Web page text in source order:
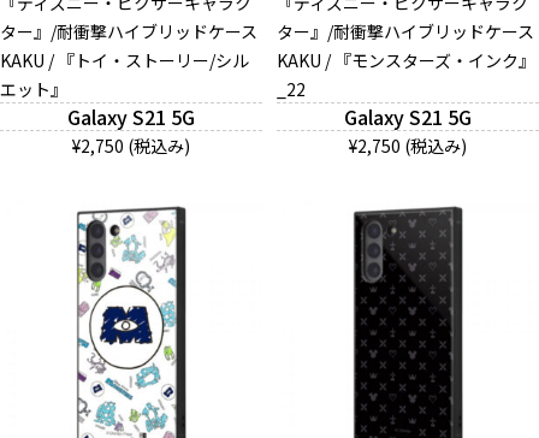
ター』/耐衝撃ハイブリッドケース
KAKU / 『トイ・ストーリー/シル
エット』
Galaxy S21 5G
¥2,750 (税込み)
ター』/耐衝撃ハイブリッドケース
KAKU / 『モンスターズ・インク』
_22
Galaxy S21 5G
¥2,750 (税込み)